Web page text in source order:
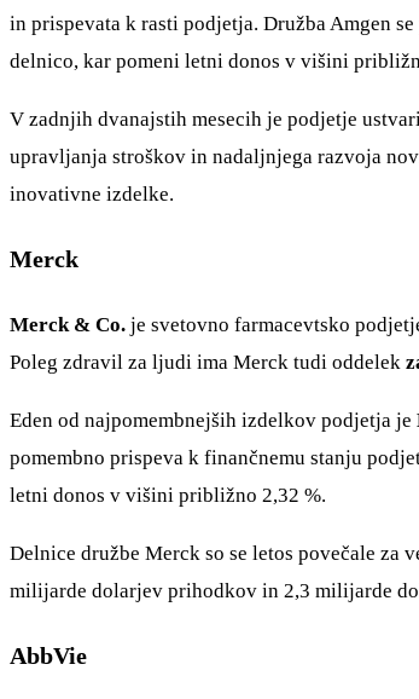
in prispevata k rasti podjetja. Družba Amgen
delnico, kar pomeni letni donos v višini
V zadnjih dvanajstih mesecih je podjetje
upravljanja stroškov in nadaljnjega razvoja
inovativne izdelke.
Merck
Merck & Co. je svetovno farmacevtsko
Poleg zdravil za ljudi ima Merck tudi oddelek
Eden od najpomembnejših izdelkov podjetja je
pomembno prispeva k finančnemu stanju
letni donos v višini približno 2,32 %.
Delnice družbe Merck so se letos povečale
milijarde dolarjev prihodkov in 2,3 milijarde
AbbVie